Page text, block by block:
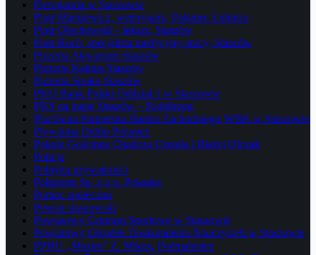
Pierogarnia w Staszowie
Piotr Markiewicz, weterynarz, Połaniec Łubnice
Piotr Olechowski – lekarz, Staszów
Piotr Roch, specjalista medycyny pracy, Staszów
Pizzeria Akwarium Staszów
Pizzeria Kaktus Staszów
Pizzeria Spoko Staszów
PKO Bank Polski Oddział 1 w Staszowie
PKS na trasie Staszów – Kołobrzeg
Placówka Partnerska Banku Zachodniego WBK w Staszowie
Pływalnia Delfin Połaniec
Pokoje Gościnne Chańcza Urszula i Błażej Olczak
Policja
Polityka prywatności
Polprzem Sp. z o.o. Połaniec
Pomoc społeczna
Powiat staszowski
Powiatowe Centrum Sportowe w Staszowie
Powiatowy Ośrodek Doskonalenia Nauczycieli w Staszowie
PPHU „Maxim” Z. Mikus, Podmaleniec